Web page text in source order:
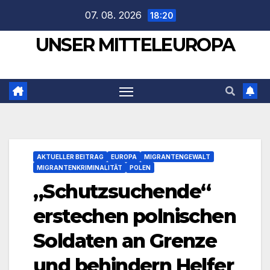
springen
07. 08. 2026 18:20
UNSER MITTELEUROPA
AKTUELLER BEITRAG EUROPA
MIGRANTENGEWALT
MIGRANTENKRIMINALITÄT
POLEN
„Schutzsuchende“
erstechen polnischen
Soldaten an Grenze